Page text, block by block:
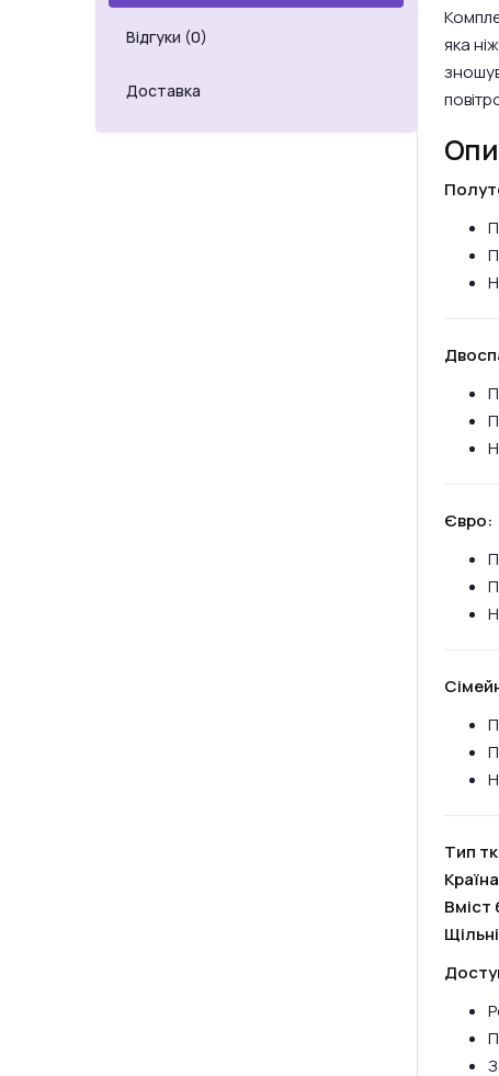
Відгуки (0)
Доставка
яка
Євро:
Тип
Вміст